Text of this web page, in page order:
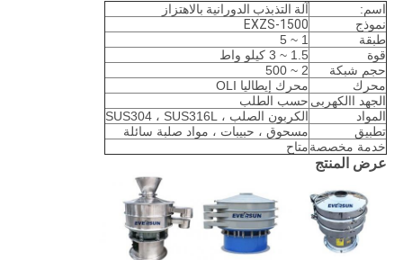
اسم:
آلة التذبذب الدورانية بالاهتزاز
نموذج
EXZS-1500
طبقة
1 ~ 5
قوة
1.5 ~ 3 كيلو واط
حجم شبكة
2 ~ 500
محرك
محرك إيطاليا OLI
الجهد االكهربى حسب الطلب
المواد
الكربون الصلب ، SUS304 ، SUS316L
تطبيق
مسحوق ، حبيبات ، مواد صلبة سائلة
خدمة مخصصةمتاح
عرض المنتج